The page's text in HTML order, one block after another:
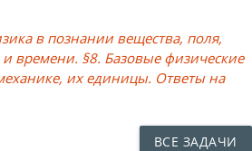
в познании вещества, поля,
и времени. §8. Базовые физические
их единицы. Ответы на
ВСЕ ЗАДАЧИ